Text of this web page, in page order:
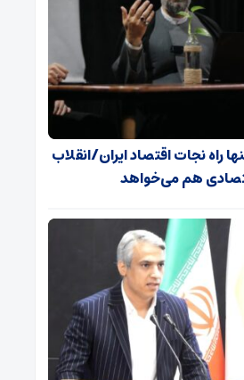
راه نجات اقتصاد ایران/انقلاب
هم می‌خواهد